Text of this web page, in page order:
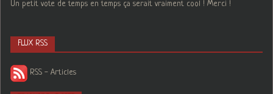
Un petit vote de temps en temps ça serait vraiment cool ! Merci !
FLUX RSS
RSS - Articles